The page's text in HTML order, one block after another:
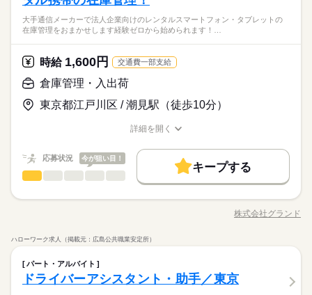
大手通信メーカーで法人企業向けのレンタルスマートフォン・タブレットの
在庫管理をおまかせします経験ゼロから始められます！…
時給 1,600円 交通費一部支給
倉庫管理・入出荷
東京都江戸川区 / 潮見駅（徒歩10分）
多い年齢層 低い
女性
ひとりで みんなで
職場の様子 しずか
業界 IT・通信関連
タブレットの在庫管理をおまかせします 経験ゼロから始められ
ます！用語がわからなくても大丈夫 先輩スタッフが丁寧にサポ
的には…> ・スマホやタブレットの登録 ・数や在庫の管理、手
配や調整 ・会社ごとに端末の数や在庫の管理 ・別の拠点と情報
を共有・確認 （専用ツールメイン、電話・メールの場合あり）
・会社に渡す端末の手配や、返却端末の管理・調整 ・代理店向
続きを読む
応募資格
詳細を開く
応募状況 今が狙い目！
キープする
給与/時間/休日
多い年齢層
大手通信メーカーで法人企業向けの レンタルスマートフォン・
タブレットの在庫管理をおまかせします 経験ゼロから始められ
株式会社グランド
ハローワーク求人（掲載元：広島公共職業安定所）
パート・アルバイト
ドライバーアシスタント・助手／東京